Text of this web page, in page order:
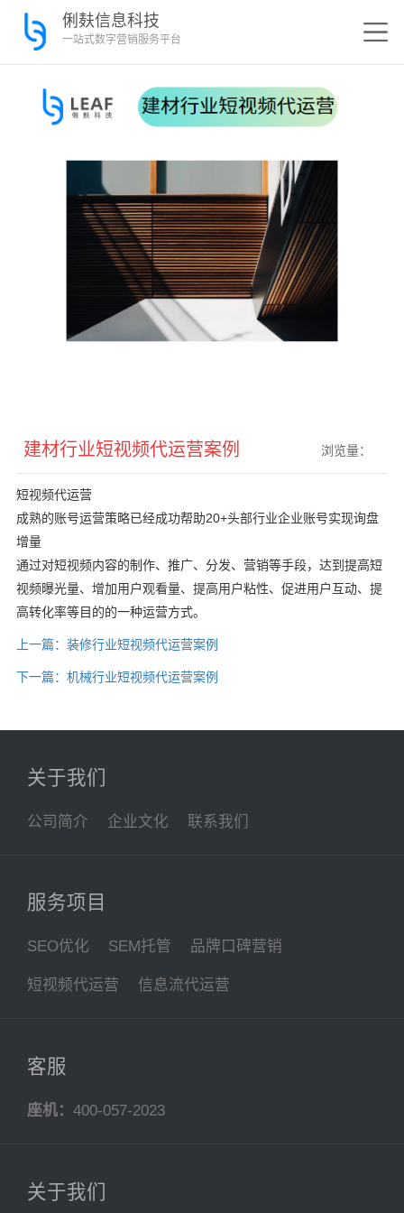
俐麸信息科技
一站式数字营销服务平台
建材行业短视频代运营案例 浏览量：
短视频代运营
成熟的账号运营策略已经成功帮助20+头部行业企业账号实现询盘
增量
通过对短视频内容的制作、推广、分发、营销等手段，达到提高短
视频曝光量、增加用户观看量、提高用户粘性、促进用户互动、提
高转化率等目的的一种运营方式。
上一篇：装修行业短视频代运营案例
下一篇：机械行业短视频代运营案例
关于我们
公司简介 企业文化 联系我们
服务项目
SEO优化 SEM托管 品牌口碑营销
短视频代运营 信息流代运营
客服
座机： 400-057-2023
关于我们